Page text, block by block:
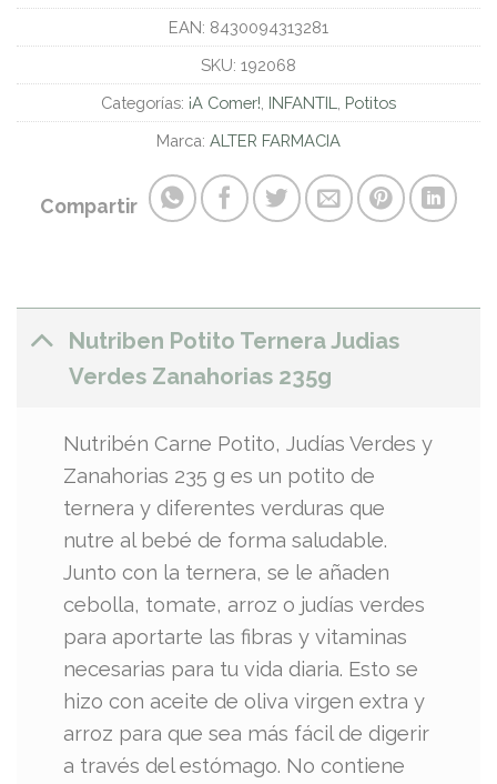
EAN: 8430094313281
SKU: 192068
Categorías: ¡A Comer! INFANTIL
Potitos
Marca: ALTER FARMACIA
Compartir
Nutriben Potito Ternera Judias
Verdes Zanahorias 235g
Nutribén Carne Potito, Judías Verdes y
Zanahorias 235 g es un potito de
ternera y diferentes verduras que
nutre al bebé de forma saludable.
Junto con la ternera, se le añaden
cebolla, tomate, arroz o judías verdes
para aportarte las fibras y vitaminas
necesarias para tu vida diaria. Esto se
hizo con aceite de oliva virgen extra y
arroz para que sea más fácil de digerir
a través del estómago. No contiene